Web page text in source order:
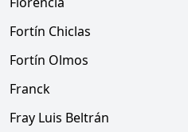
Fortín Chiclas
Fortín Olmos
Franck
Fray Luis Beltrán